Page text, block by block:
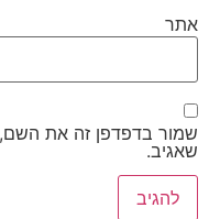
אתר
שמור בדפדפן זה את
שאגיב.